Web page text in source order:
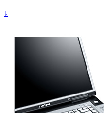
↓